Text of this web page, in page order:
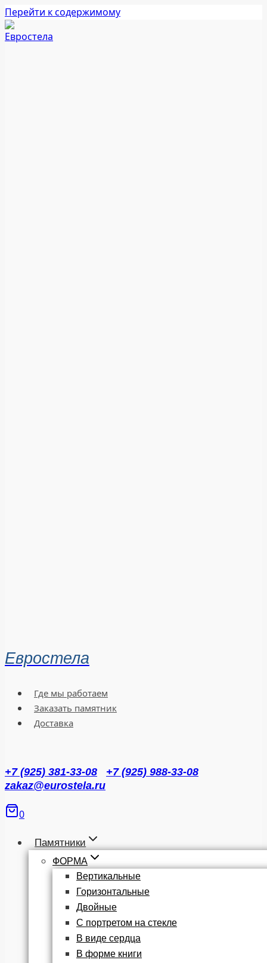
Перейти к содержимому
Евростела
Где мы работаем
Заказать памятник
Доставка
+7 (925) 381-33-08
+7 (925) 988-33-08
zakaz@eurostela.ru
0
Памятники
ФОРМА
Вертикальные
Горизонтальные
Двойные
С портретом на стекле
В виде сердца
В форме книги